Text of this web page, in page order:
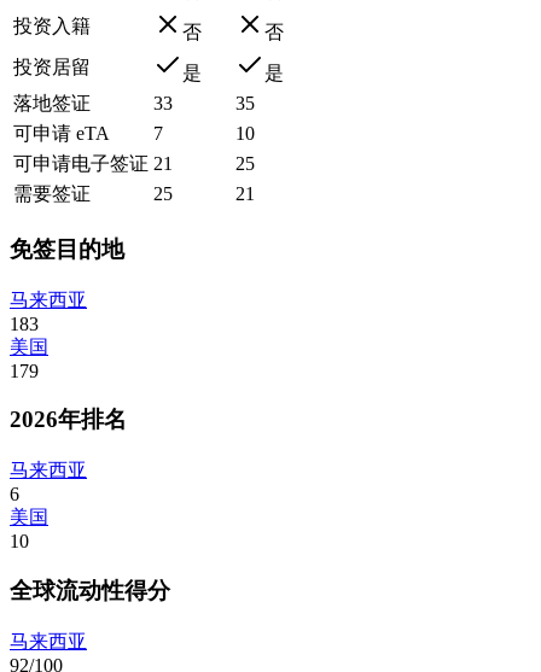
投资入籍
否
否
投资居留
是
是
落地签证
33
35
可申请 eTA
7
10
可申请电子签证 21
25
需要签证
25 21
免签目的地
马来西亚
183
美国
179
2026年排名
马来西亚
6
美国
10
全球流动性得分
马来西亚
92/100